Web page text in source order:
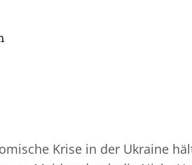
Krise in der Ukraine